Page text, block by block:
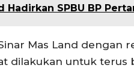
Hadirkan SPBU BP
Mas Land dengan
dilakukan untuk terus